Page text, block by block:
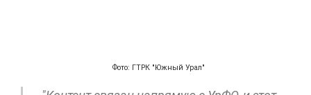
Фото: ГТРК "Южный Урал"